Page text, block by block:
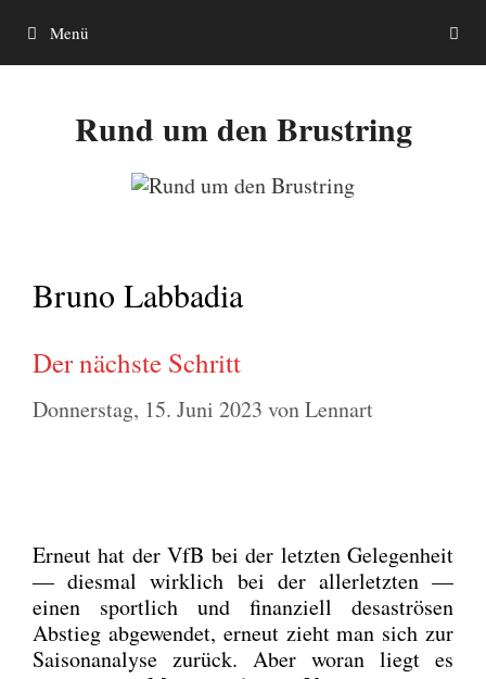
Inhalt
springen
Menü
Rund um den Brustring
Bruno Labbadia
Der nächste Schritt
Donnerstag, 15. Juni 2023 vonLennart
Erneut hat der VfB bei der letz­ten Gele­gen­heit
— dies­mal wirk­lich bei der aller­letz­ten —
einen sport­lich und finan­zi­ell desas­trö­sen
Abstieg abge­wen­det, erneut zieht man sich zur
Sai­son­ana­ly­se zurück. Aber wor­an liegt es